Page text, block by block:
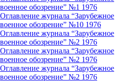
военное обозрение” №1 1976
Оглавление журнала “Зарубежное
военное обозрение” №10 1976
Оглавление журнала “Зарубежное
военное обозрение” №2 1976
Оглавление журнала “Зарубежное
военное обозрение” №2 1976
Оглавление журнала “Зарубежное
военное обозрение” №2 1976